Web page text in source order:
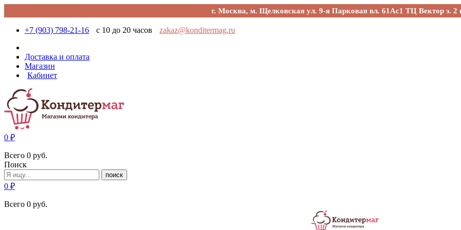
г. Москва, м. Щелковская ул. 9-я Парковая вл. 61Ас1 ТЦ Вектор э. 2
+7 (903) 798-21-16 с 10 до 20 часов zakaz@konditermag.ru
Доставка и оплата
Магазин
Кабинет
0 ₽
Всего 0 руб.
Поиск
поиск
0 ₽
Всего 0 руб.